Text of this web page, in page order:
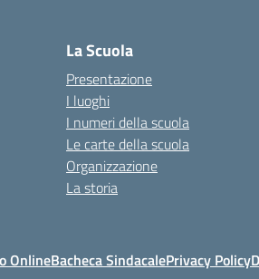
La Scuola
Presentazione
I luoghi
I numeri della scuola
Le carte della scuola
Organizzazione
La storia
OnlineBacheca SindacalePrivacy Policy